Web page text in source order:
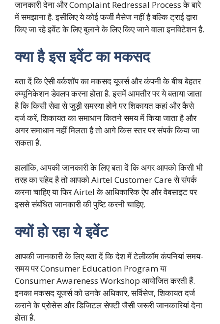
जानकारी देना और Complaint Redressal Process के बारे
में समझाना है. इसीलिए ये कोई फर्जी मैसेज नहीं है बल्कि ट्राई द्वारा
किए जा रहे इवेंट के लिए बुलाने के लिए किए जाने वाला इनविटेशन है.
क्या है इस इवेंट का मकसद
बता दें कि ऐसी वर्कशॉप का मकसद यूजर्स और कंपनी के बीच बेहतर
क्म्यूनिकेशन डेवलप करना होता है. इसमें आमतौर पर ये बताया जाता
है कि किसी सेवा से जुड़ी समस्या होने पर शिकायत कहां और कैसे
दर्ज करें, शिकायत का समाधान कितने समय में किया जाता है और
अगर समाधान नहीं मिलता है तो आगे किस स्तर पर संपर्क किया जा
सकता है.
हालांकि, आपकी जानकारी के लिए बता दें कि अगर आपको किसी भी
तरह का संहेद है तो आपको Airtel Customer Care से संपर्क
करना चाहिए या फिर Airtel के आधिकारिक ऐप और वेबसाइट पर
इससे संबंधित जानकारी की पुष्टि करनी चाहिए.
क्यों हो रहा ये इवेंट
आपकी जानकारी के लिए बता दें कि देश में टेलीकॉम कंपनियां समय-
समय पर Consumer Education Program या
Consumer Awareness Workshop आयोजित करती हैं.
इनका मकसद यूजर्स को उनके अधिकार, सर्विसेज, शिकायत दर्ज
कराने के प्रोसेस और डिजिटल सेफ्टी जैसी जरूरी जानकारियां देना
होता है.